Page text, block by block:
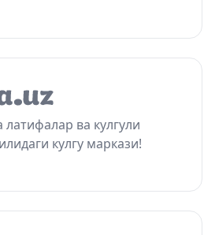
латифалар ва кулгули
кулгу маркази!